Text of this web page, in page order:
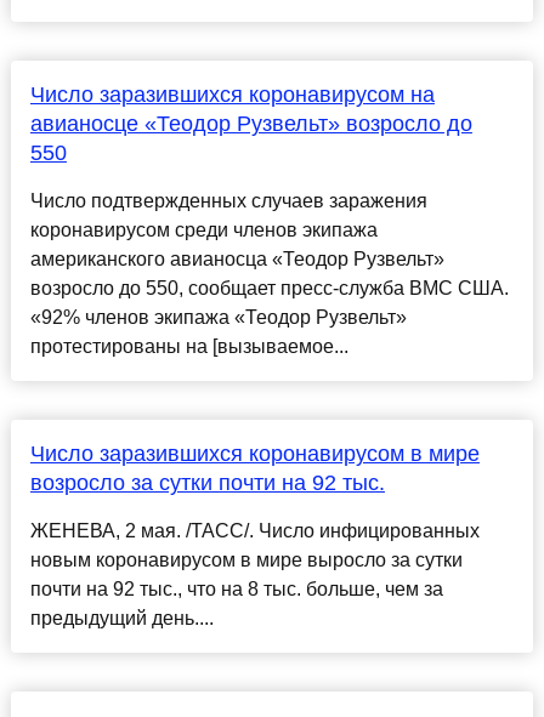
Число заразившихся коронавирусом на
авианосце «Теодор Рузвельт» возросло до
550
Число подтвержденных случаев заражения
коронавирусом среди членов экипажа
американского авианосца «Теодор Рузвельт»
возросло до 550, сообщает пресс-служба ВМС США.
«92% членов экипажа «Теодор Рузвельт»
протестированы на [вызываемое...
Число заразившихся коронавирусом в мире
возросло за сутки почти на 92 тыс.
ЖЕНЕВА, 2 мая. /ТАСС/. Число инфицированных
новым коронавирусом в мире выросло за сутки
почти на 92 тыс., что на 8 тыс. больше, чем за
предыдущий день....